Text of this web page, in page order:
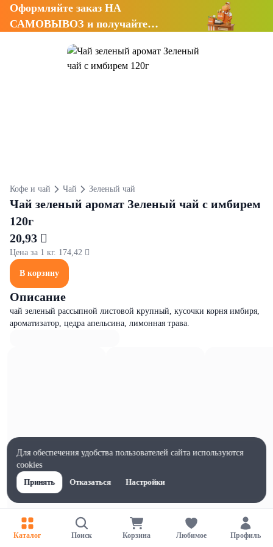
Оформляйте заказ НА
САМОВЫВОЗ и получайте
Кофе и чай Чай Зеленый чай
Чай зеленый аромат Зеленый чай с имбирем
120г
20,93 
Цена за 1 кг. 174,42 
В корзину
Описание
чай зеленый рассыпной листовой крупный, кусочки корня имбиря,
ароматизатор, цедра апельсина, лимонная трава.
Характеристики
Каталог Поиск Корзина Любимое Профиль
Для обеспечения удобства пользователей сайта используются
cookies
Принять
Отказаться Настройки